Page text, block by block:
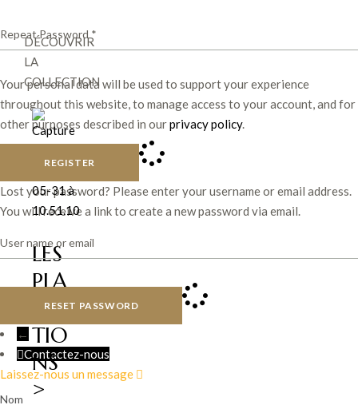
DÉCOUVRIR
LA
COLLECTION
LES
PLA
NTA
TIO
NS
>
Your personal data will be used to support your experience
throughout this website, to manage access to your account, and for
other purposes described in ourprivacy policy.
REGISTER
Lost your password? Please enter your username or email address.
You will receive a link to create a new password via email.
RESET PASSWORD
←
Contactez-nous
Laissez-nous un message
Nom